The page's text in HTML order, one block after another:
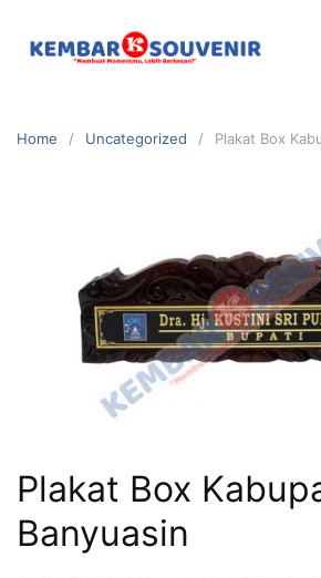
Home Uncategorized Plakat Box
Plakat Box
Banyuasin